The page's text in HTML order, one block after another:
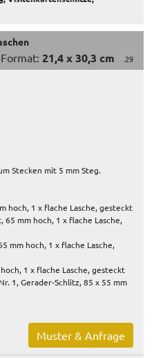
Format: 21,4 x 30,3 cm .29
Stecken mit 5 mm Steg.
hoch, 1 x flache Lasche, gesteckt
mm hoch, 1 x flache Lasche,
mm hoch, 1 x flache Lasche,
1 x flache Lasche, gesteckt
1, Gerader-Schlitz, 85 x 55 mm
Muster & Anfrage